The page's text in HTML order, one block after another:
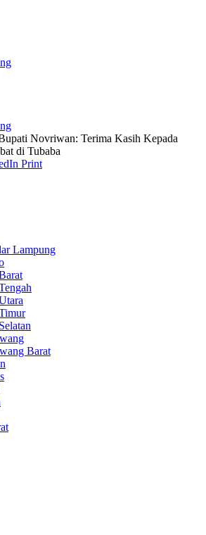
Novriwan: Terima Kasih Kepada
di Tubaba
Print
Lampung
Barat